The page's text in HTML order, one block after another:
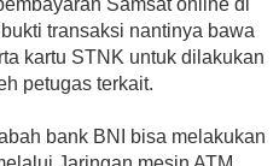
Samsat online di
transaksi nantinya bawa
kartu STNK untuk dilakukan
petugas terkait.
bank BNI bisa melakukan